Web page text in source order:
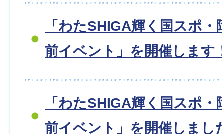
「わたSHIGA輝く国スポ
前イベント」を開催します
「わたSHIGA輝く国スポ
前イベント」を開催しまし